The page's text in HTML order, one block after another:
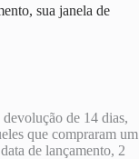
sua janela de
de 14 dias,
que compraram um
de lançamento, 2